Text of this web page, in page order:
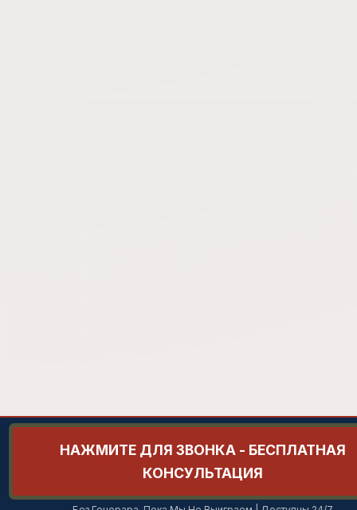
НАЖМИТЕ ДЛЯ ЗВОНКА - БЕСПЛАТНАЯ
КОНСУЛЬТАЦИЯ